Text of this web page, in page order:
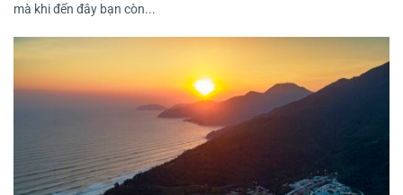
mà khi đến đây bạn còn...